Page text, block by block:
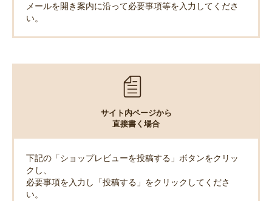
メールを開き案内に沿って必要事項等を入力してくださ
い。
サイト内ページから
直接書く場合
下記の「ショップレビューを投稿する」ボタンをクリッ
クし、
必要事項を入力し「投稿する」をクリックしてくださ
い。